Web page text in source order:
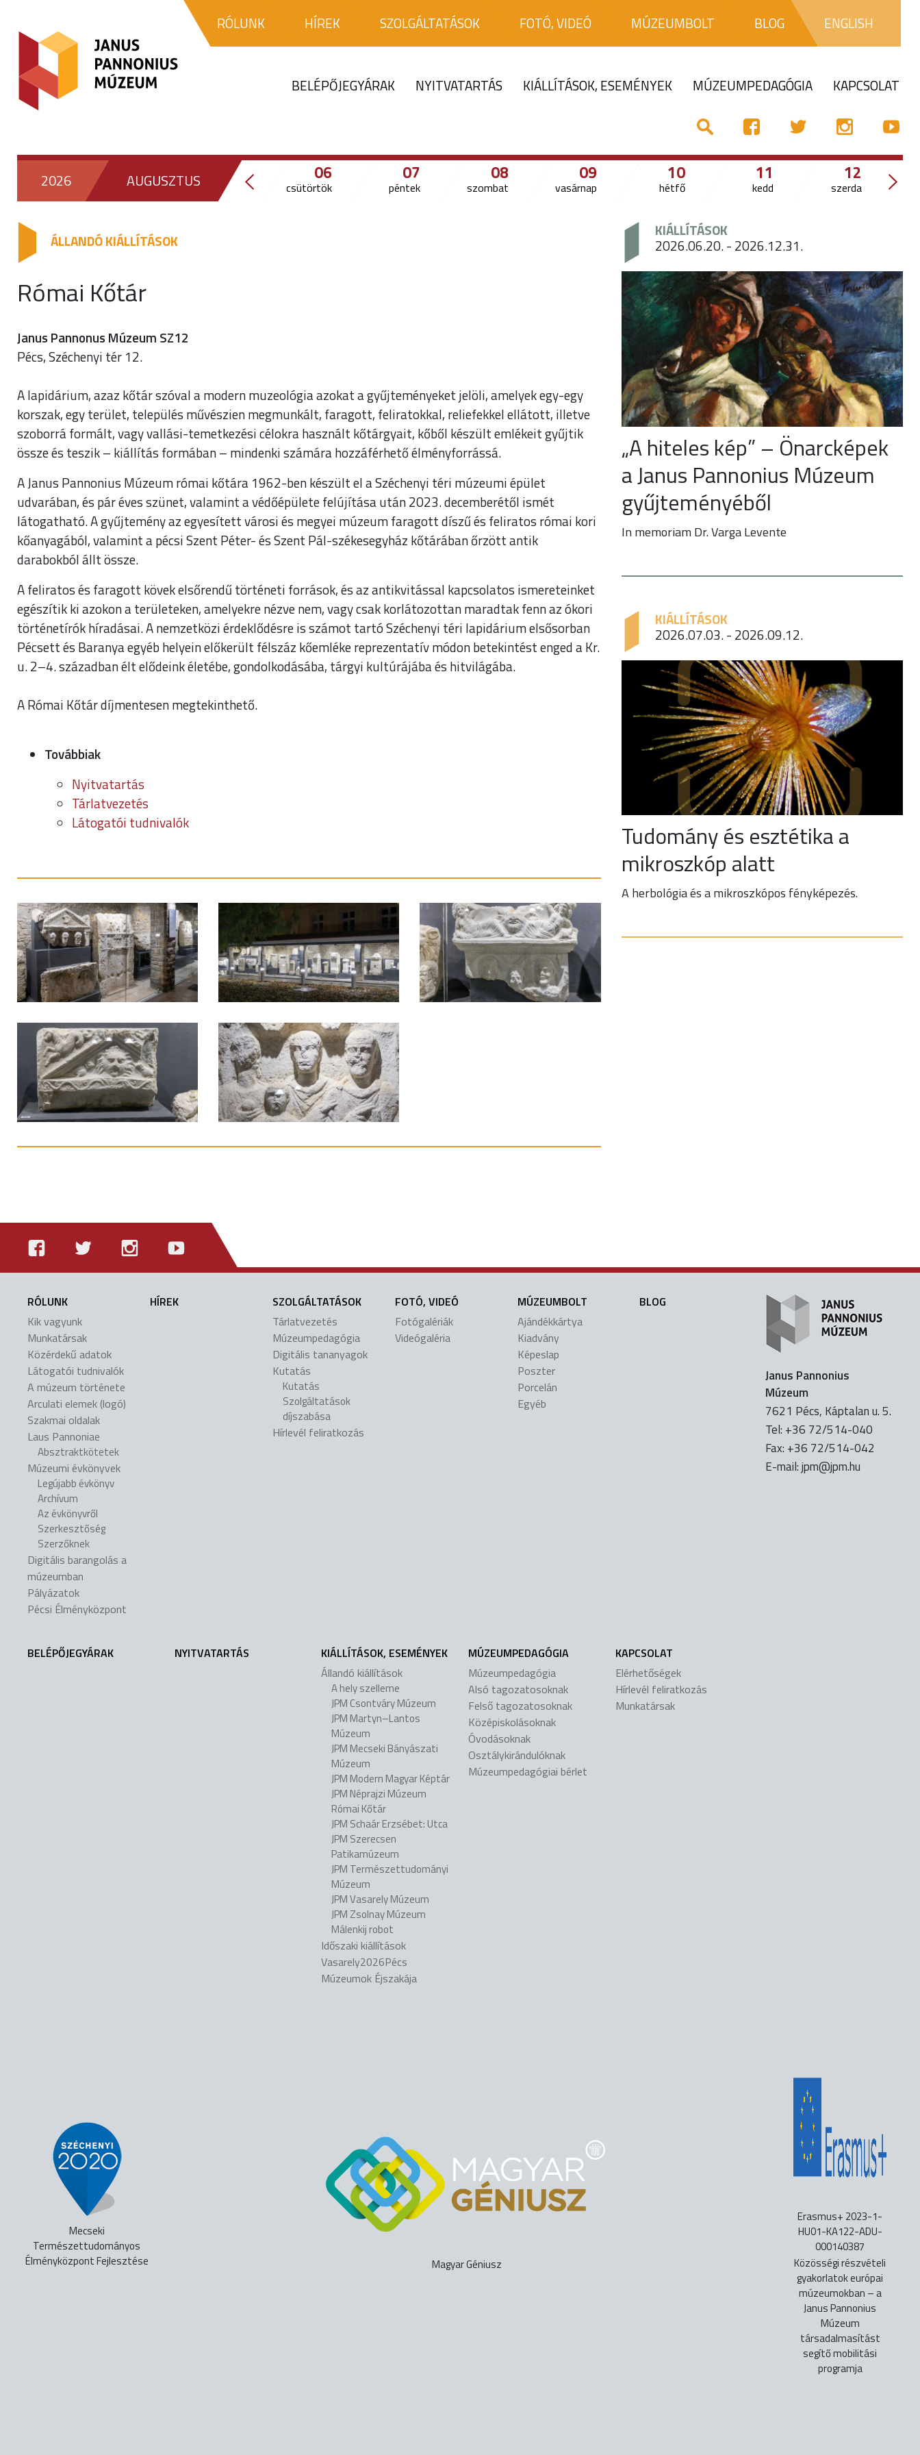
RÓLUNK HÍREK SZOLGÁLTATÁSOK FOTÓ, VIDEÓ MÚZEUMBOLT BLOG ENGLISH
BELÉPŐJEGYÁRAK NYITVATARTÁS KIÁLLÍTÁSOK, ESEMÉNYEK MÚZEUMPEDAGÓGIA KAPCSOLAT
2026 AUGUSZTUS 06
csütörtök
07
péntek
08
szombat
09
vasárnap
10
hétfő
11
kedd
12
szerda
ÁLLANDÓ KIÁLLÍTÁSOK
Római Kőtár
Janus Pannonus Múzeum SZ12
Pécs, Széchenyi tér 12.
A lapidárium, azaz kőtár szóval a modern muzeológia azokat a gyűjteményeket jelöli, amelyek egy-egy
korszak, egy terület, település művészien megmunkált, faragott, feliratokkal, reliefekkel ellátott, illetve
szoborrá formált, vagy vallási-temetkezési célokra használt kőtárgyait, kőből készült emlékeit gyűjtik
össze és teszik – kiállítás formában – mindenki számára hozzáférhető élményforrássá.
A Janus Pannonius Múzeum római kőtára 1962-ben készült el a Széchenyi téri múzeumi épület
udvarában, és pár éves szünet, valamint a védőépülete felújítása után 2023. decemberétől ismét
látogatható. A gyűjtemény az egyesített városi és megyei múzeum faragott díszű és feliratos római kori
kőanyagából, valamint a pécsi Szent Péter- és Szent Pál-székesegyház kőtárában őrzött antik
darabokból állt össze.
A feliratos és faragott kövek elsőrendű történeti források, és az antikvitással kapcsolatos ismereteinket
egészítik ki azokon a területeken, amelyekre nézve nem, vagy csak korlátozottan maradtak fenn az ókori
történetírók híradásai. A nemzetközi érdeklődésre is számot tartó Széchenyi téri lapidárium elsősorban
Pécsett és Baranya egyéb helyein előkerült félszáz kőemléke reprezentatív módon betekintést enged a Kr.
u. 2–4. században élt elődeink életébe, gondolkodásába, tárgyi kultúrájába és hitvilágába.
A Római Kőtár díjmentesen megtekinthető.
Továbbiak
Nyitvatartás
Tárlatvezetés
Látogatói tudnivalók
KIÁLLÍTÁSOK
2026.06.20. - 2026.12.31.
„A hiteles kép” – Önarcképek
a Janus Pannonius Múzeum
gyűjteményéből
In memoriam Dr. Varga Levente
KIÁLLÍTÁSOK
2026.07.03. - 2026.09.12.
Tudomány és esztétika a
mikroszkóp alatt
A herbológia és a mikroszkópos fényképezés.
RÓLUNK
Kik vagyunk
Munkatársak
Közérdekű adatok
Látogatói tudnivalók
A múzeum története
Arculati elemek (logó)
Szakmai oldalak
Laus Pannoniae
Absztraktkötetek
Múzeumi évkönyvek
Legújabb évkönyv
Archívum
Az évkönyvről
Szerkesztőség
Szerzőknek
Digitális barangolás a
múzeumban
Pályázatok
Pécsi Élményközpont
HÍREK
SZOLGÁLTATÁSOK
Tárlatvezetés
Múzeumpedagógia
Digitális tananyagok
Kutatás
Kutatás
Szolgáltatások
díjszabása
Hírlevél feliratkozás
FOTÓ, VIDEÓ
Fotógalériák
Videógaléria
MÚZEUMBOLT
Ajándékkártya
Kiadvány
Képeslap
Poszter
Porcelán
Egyéb
BLOG
BELÉPŐJEGYÁRAK NYITVATARTÁS
KIÁLLÍTÁSOK, ESEMÉNYEK
Állandó kiállítások
A hely szelleme
JPM Csontváry Múzeum
JPM Martyn–Lantos
Múzeum
JPM Mecseki Bányászati
Múzeum
JPM Modern Magyar Képtár
JPM Néprajzi Múzeum
Római Kőtár
JPM Schaár Erzsébet: Utca
JPM Szerecsen
Patikamúzeum
JPM Természettudományi
Múzeum
JPM Vasarely Múzeum
JPM Zsolnay Múzeum
Málenkij robot
Időszaki kiállítások
Vasarely2026Pécs
Múzeumok Éjszakája
MÚZEUMPEDAGÓGIA
Múzeumpedagógia
Alsó tagozatosoknak
Felső tagozatosoknak
Középiskolásoknak
Óvodásoknak
Osztálykirándulóknak
Múzeumpedagógiai bérlet
KAPCSOLAT
Elérhetőségek
Hírlevél feliratkozás
Munkatársak
Janus Pannonius
Múzeum
7621 Pécs, Káptalan u. 5.
Tel: +36 72/514-040
Fax: +36 72/514-042
E-mail:uh.mpj@mpj
Mecseki
Természettudományos
Élményközpont Fejlesztése
Magyar Géniusz
Erasmus+ 2023-1-
HU01-KA122-ADU-
000140387
Közösségi részvételi
gyakorlatok európai
múzeumokban – a
Janus Pannonius
Múzeum
társadalmasítást
segítő mobilitási
programja